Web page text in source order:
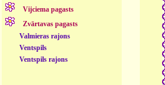
Vijciema pagasts
Zvārtavas pagasts
Valmieras rajons
Ventspils
Ventspils rajons